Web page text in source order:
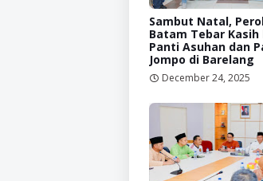
Sambut Natal,
Batam Tebar Kasih
Panti Asuhan dan
Jompo di Barelang
December 24, 2025